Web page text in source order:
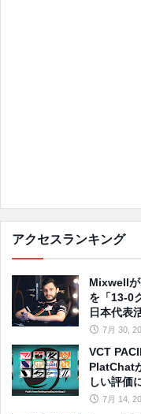
アクセスランキング
Mixwellが
を「13-0
日本代表
7月 30,
VCT
PlatChat
しい評価
7月 14,